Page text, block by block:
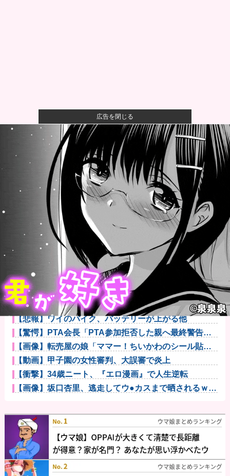
【衝撃】ジャンポケ斎藤の犯行、生々しすぎて勃起し
てしまうレベ...
【悲報】イオン、完全にヤケクソになるｗｗｗｗ
【速報】USスチール、1800億円の黒字
wwwwwwwwww...
ワイ、「着衣おっばい」でしか抜けない体質になって
しまうｗｗｗ...
阪神・藤川監督 １１日からの同率首位巨人との３連
戦へ「敵は内...
【速報】経済崩壊の中国でまたまた車による無差別報
復型の衝突事...
女性「増えるワカメを大量に食べて水を飲むと腹が膨
らむって本当...
シカホワ村上宗隆（81試合 .237 26 53 出塁率.3...
【悲報】ワイのバイク、バッテリーが上がる他
【驚愕】PTA会長「PTA参加拒否した親へ最終警告。
こうなっ...
【画像】転売屋の娘「ママー！ちいかわのシール貼っ
たよー！」親...
【動画】甲子園の女性審判、大誤審で炎上
【衝撃】34歳ニート、『エロ漫画』で人生逆転
【画像】坂口杏里、逃走してウ●カスまで晒されるｗｗ
広告を閉じる